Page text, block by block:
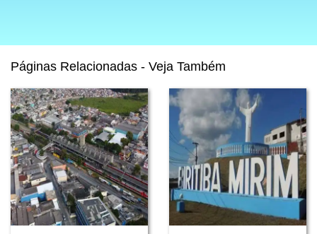
Páginas Relacionadas - Veja Também